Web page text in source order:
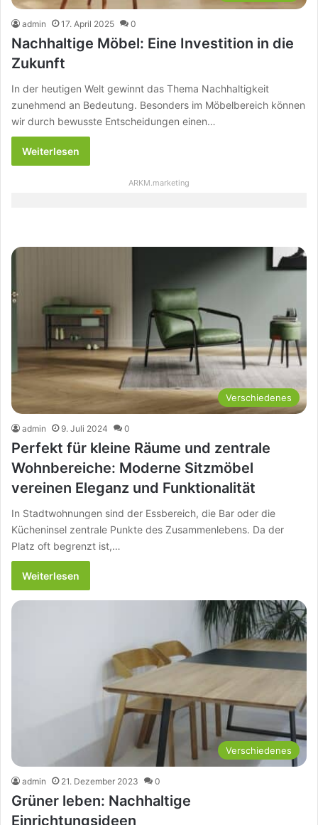
admin 17. April 2025 0
Nachhaltige Möbel: Eine Investition in die
Zukunft
In der heutigen Welt gewinnt das Thema Nachhaltigkeit
zunehmend an Bedeutung. Besonders im Möbelbereich können
wir durch bewusste Entscheidungen einen…
Weiterlesen
ARKM.marketing
Verschiedenes
admin 9. Juli 2024 0
Perfekt für kleine Räume und zentrale
Wohnbereiche: Moderne Sitzmöbel
vereinen Eleganz und Funktionalität
In Stadtwohnungen sind der Essbereich, die Bar oder die
Kücheninsel zentrale Punkte des Zusammenlebens. Da der
Platz oft begrenzt ist,…
Weiterlesen
Verschiedenes
admin 21. Dezember 2023 0
Grüner leben: Nachhaltige
Einrichtungsideen